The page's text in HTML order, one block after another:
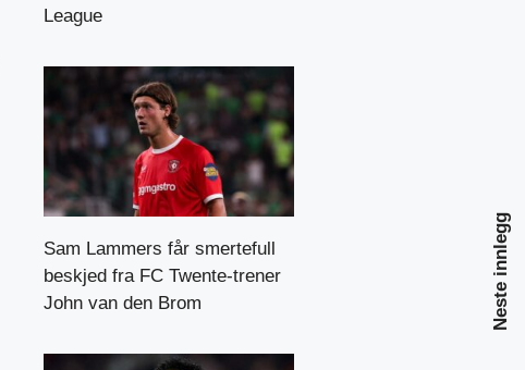
Neste innlegg
League
Sam Lammers får smertefull
beskjed fra FC Twente-trener
John van den Brom